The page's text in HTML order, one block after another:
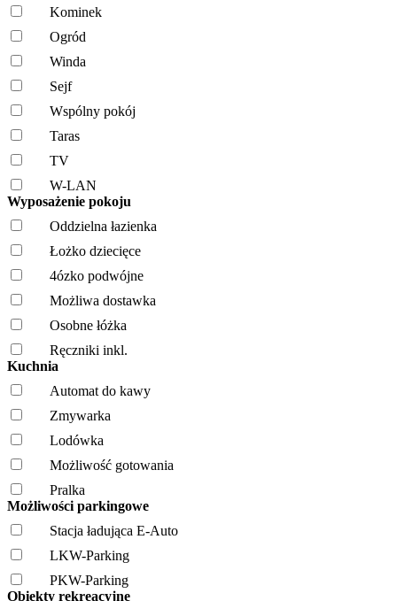
Kominek
Ogród
Winda
Sejf
Wspólny pokój
Taras
TV
W-LAN
Wyposażenie pokoju
Oddzielna łazienka
Łożko dziecięce
4ózko podwójne
Możliwa dostawka
Osobne łóżka
Ręczniki inkl.
Kuchnia
Automat do kawy
Zmywarka
Lodówka
Możliwość gotowania
Pralka
Możliwości parkingowe
Stacja ładująca E-Auto
LKW-Parking
PKW-Parking
Obiekty rekreacyjne